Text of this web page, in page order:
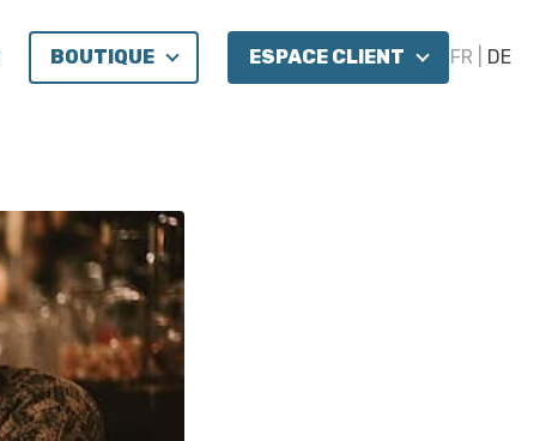
BOUTIQUE ESPACE CLIENT FR DE